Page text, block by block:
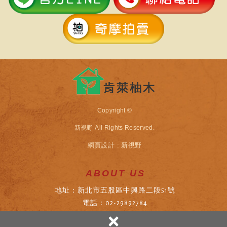
×
Copyright ©
新視野 All Rights Reserved.
網頁設計 : 新視野
ABOUT US
地址：新北市五股區中興路二段51號
電話：02-29892784
傳真：02-29882907